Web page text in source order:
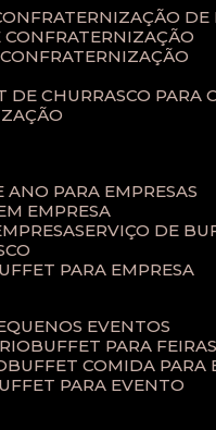
DE
CONFRATERNIZAÇÃO​
DE CHURRASCO
ANO PARA EMPRESAS
EMPRESA
SERVIÇO DE
BUFFET PARA EMPRESA
EVENTOS
BUFFET PARA
BUFFET COMIDA PARA
BUFFET PARA EVENTO